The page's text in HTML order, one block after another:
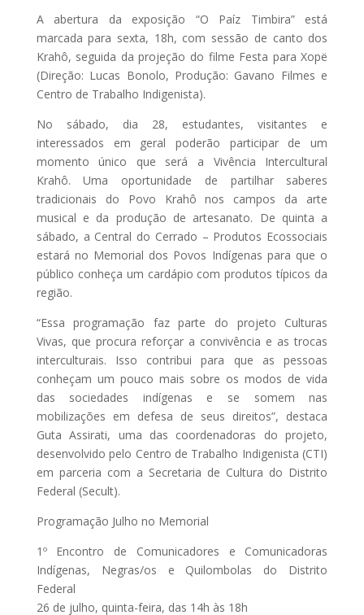
A abertura da exposição “O Paíz Timbira” está
marcada para sexta, 18h, com sessão de canto dos
Krahô, seguida da projeção do filme Festa para Xopë
(Direção: Lucas Bonolo, Produção: Gavano Filmes e
Centro de Trabalho Indigenista).
No sábado, dia 28, estudantes, visitantes e
interessados em geral poderão participar de um
momento único que será a Vivência Intercultural
Krahô. Uma oportunidade de partilhar saberes
tradicionais do Povo Krahô nos campos da arte
musical e da produção de artesanato. De quinta a
sábado, a Central do Cerrado – Produtos Ecossociais
estará no Memorial dos Povos Indígenas para que o
público conheça um cardápio com produtos típicos da
região.
“Essa programação faz parte do projeto Culturas
Vivas, que procura reforçar a convivência e as trocas
interculturais. Isso contribui para que as pessoas
conheçam um pouco mais sobre os modos de vida
das sociedades indígenas e se somem nas
mobilizações em defesa de seus direitos”, destaca
Guta Assirati, uma das coordenadoras do projeto,
desenvolvido pelo Centro de Trabalho Indigenista (CTI)
em parceria com a Secretaria de Cultura do Distrito
Federal (Secult).
Programação Julho no Memorial
1º Encontro de Comunicadores e Comunicadoras
Indígenas, Negras/os e Quilombolas do Distrito
Federal
26 de julho, quinta-feira, das 14h às 18h